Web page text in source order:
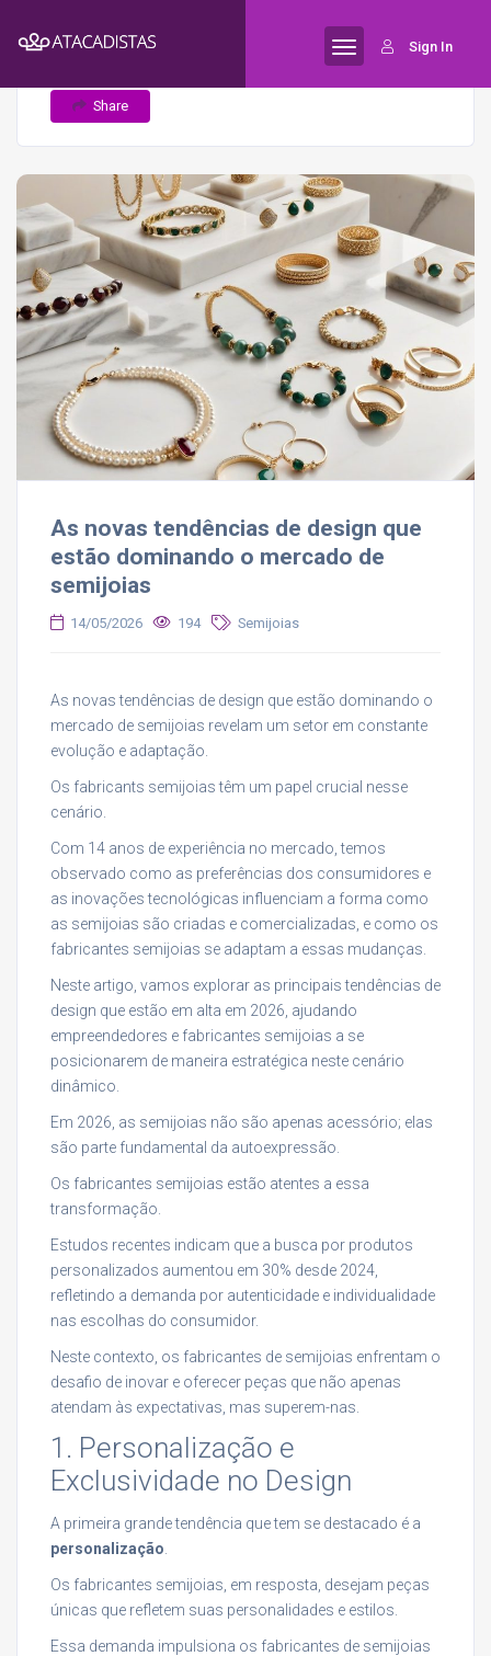
Sign In
Home Semijoias
As novas tendências de design
que estão dominando o mercado de semijoias
Share
As novas tendências de design que
estão dominando o mercado de
semijoias
14/05/2026 194 Semijoias
As novas tendências de design que estão dominando o
mercado de semijoias revelam um setor em constante
evolução e adaptação.
Os fabricants semijoias têm um papel crucial nesse
cenário.
Com 14 anos de experiência no mercado, temos
observado como as preferências dos consumidores e
as inovações tecnológicas influenciam a forma como
as semijoias são criadas e comercializadas, e como os
fabricantes semijoias se adaptam a essas mudanças.
Neste artigo, vamos explorar as principais tendências de
design que estão em alta em 2026, ajudando
empreendedores e fabricantes semijoias a se
posicionarem de maneira estratégica neste cenário
dinâmico.
Em 2026, as semijoias não são apenas acessório; elas
são parte fundamental da autoexpressão.
Os fabricantes semijoias estão atentes a essa
transformação.
Estudos recentes indicam que a busca por produtos
personalizados aumentou em 30% desde 2024,
refletindo a demanda por autenticidade e individualidade
nas escolhas do consumidor.
Neste contexto, os fabricantes de semijoias enfrentam o
desafio de inovar e oferecer peças que não apenas
atendam às expectativas, mas superem-nas.
1. Personalização e
Exclusividade no Design
A primeira grande tendência que tem se destacado é a
personalização
Os fabricantes semijoias, em resposta, desejam peças
únicas que refletem suas personalidades e estilos.
Essa demanda impulsiona os fabricantes de semijoias